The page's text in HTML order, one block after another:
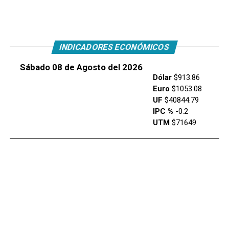
INDICADORES ECONÓMICOS
Sábado 08 de Agosto del 2026
Dólar$913.86
Euro $1053.08
UF $40844.79
IPC % -0.2
UTM$71649